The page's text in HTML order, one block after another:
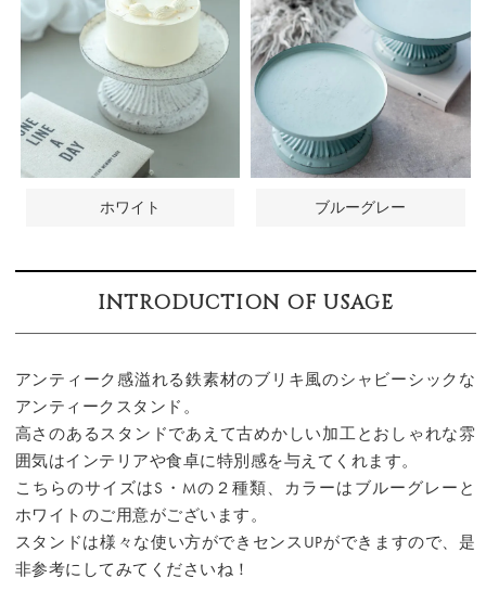
ホワイト ブルーグレー
INTRODUCTION OF USAGE
アンティーク感溢れる鉄素材のブリキ風のシャビーシックな
アンティークスタンド。
高さのあるスタンドであえて古めかしい加工とおしゃれな雰
囲気はインテリアや食卓に特別感を与えてくれます。
こちらのサイズはS・Mの２種類、カラーはブルーグレーと
ホワイトのご用意がございます。
スタンドは様々な使い方ができセンスUPができますので、是
非参考にしてみてくださいね！